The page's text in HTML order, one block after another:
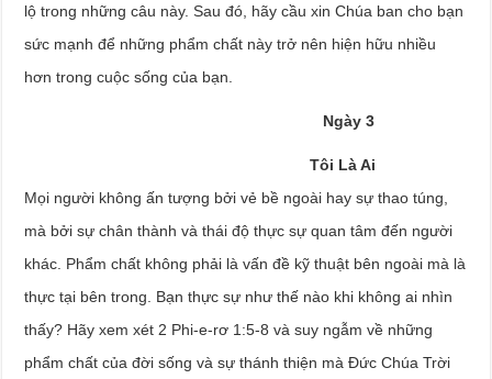
lộ trong những câu này. Sau đó, hãy cầu xin Chúa ban cho bạn
sức mạnh để những phẩm chất này trở nên hiện hữu nhiều
hơn trong cuộc sống của bạn.
Ngày 3
Tôi Là Ai
Mọi người không ấn tượng bởi vẻ bề ngoài hay sự thao túng,
mà bởi sự chân thành và thái độ thực sự quan tâm đến người
khác. Phẩm chất không phải là vấn đề kỹ thuật bên ngoài mà là
thực tại bên trong. Bạn thực sự như thế nào khi không ai nhìn
thấy? Hãy xem xét 2 Phi-e-rơ 1:5-8 và suy ngẫm về những
phẩm chất của đời sống và sự thánh thiện mà Đức Chúa Trời